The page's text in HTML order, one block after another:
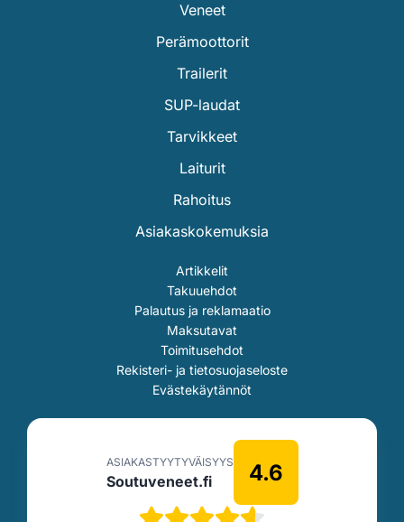
Veneet
Perämoottorit
Trailerit
SUP-laudat
Tarvikkeet
Laiturit
Rahoitus
Asiakaskokemuksia
Artikkelit
Takuuehdot
Palautus ja reklamaatio
Maksutavat
Toimitusehdot
Rekisteri- ja tietosuojaseloste
Evästekäytännöt
ASIAKASTYYTYVÄISYYS
Soutuveneet.fi 4.6